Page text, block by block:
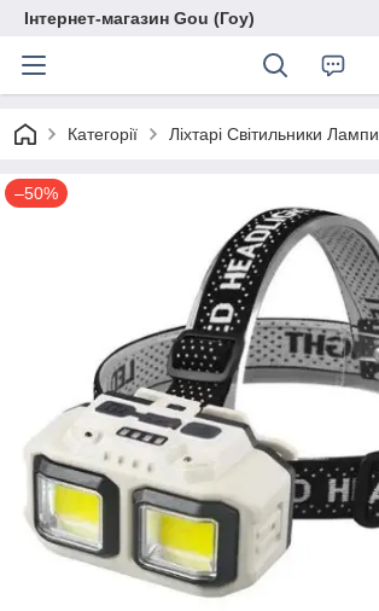
Інтернет-магазин Gou (Гоу)
Категорії Ліхтарі Світильники Лампи
–50%